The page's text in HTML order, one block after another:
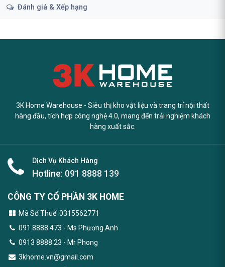
Đánh giá & Xếp hạng
3K Home Warehouse - Siêu thị kho vật liệu và trang trí nội thất
hàng đầu, tích hợp công nghệ 4.0, mang đến trải nghiệm khách
hàng xuất sắc.
Dịch Vụ Khách Hàng
Hotline: 091 8888 139
CÔNG TY CỔ PHẦN 3K HOME
Mã Số Thuế: 0315562771
091 8888 473 - Ms Phương Anh
0913 8888 23 - Mr Phong
3khome.vn@gmail.com